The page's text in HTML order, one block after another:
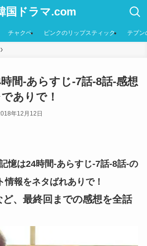
国ドラマ.com
チャクペ ピンクのリップスティック テプン
間-あらすじ-7話-8話-感想
ありで！
年12月12日
憶は24時間-あらすじ-7話-8話-の
情報をネタばれありで！
ど、最終回までの感想を全話